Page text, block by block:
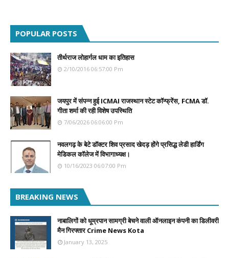
POPULAR POSTS
तीर्थराज लोहार्गल धाम का इतिहास
2/10/2016 06:57:00 Pm
जयपुर में संपन्न हुई ICMAI राजस्थान स्टेट कॉन्फ्रेंस, FCMA डॉ.
गीता शर्मा की रही विशेष उपस्थिति
7/06/2026 06:06:00 Pm
नवलगढ़ के बेटे डॉक्टर शिव प्रसाद खेदड़ होंगे प्रसिद्ध लेडी हार्डिंग
मेडिकल कॉलेज में विभागाध्यक्ष।
10/16/2023 06:07:00 Pm
BREAKING NEWS
नाबालिगों को धूम्रपान सामग्री बेचने वाली ऑनलाइन कंपनी का डिलीवरी
मैन गिरफ्तार Crime News Kota
January 13, 2025